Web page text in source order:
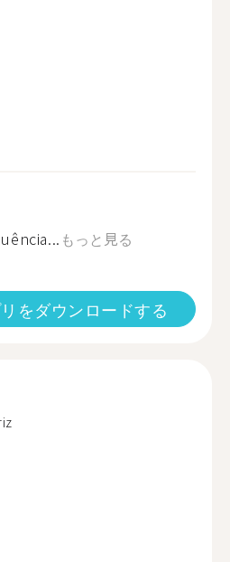
もっと見る
をダウンロードする